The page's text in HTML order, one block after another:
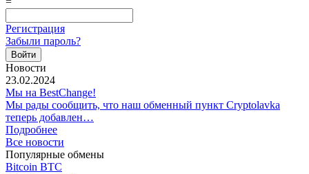
Регистрация
Забыли пароль?
Новости
23.02.2024
Мы на BestChange!
Мы рады сообщить, что наш обменный пункт Cryptolavka
теперь добавлен…
Подробнее
Все новости
Популярные обмены
Bitcoin BTC